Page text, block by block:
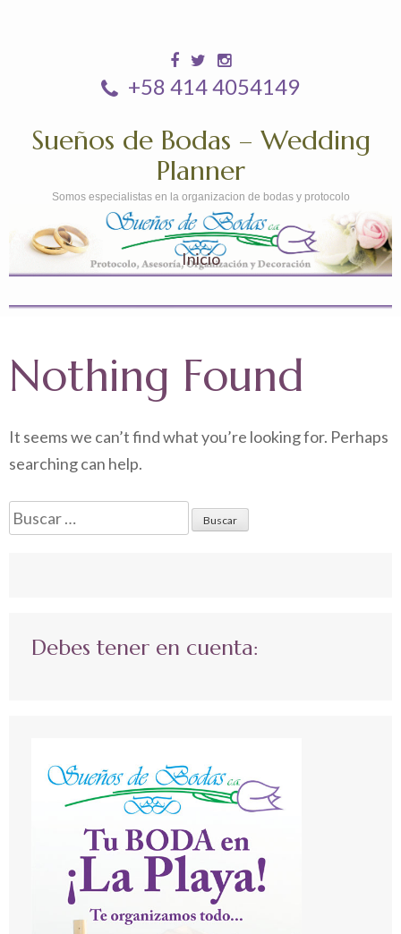
+58 414 4054149
Sueños de Bodas – Wedding
Planner
Somos especialistas en la organizacion de bodas y protocolo
Inicio
Nothing Found
It seems we can’t find what you’re looking for. Perhaps
searching can help.
Buscar:
Debes tener en cuenta: